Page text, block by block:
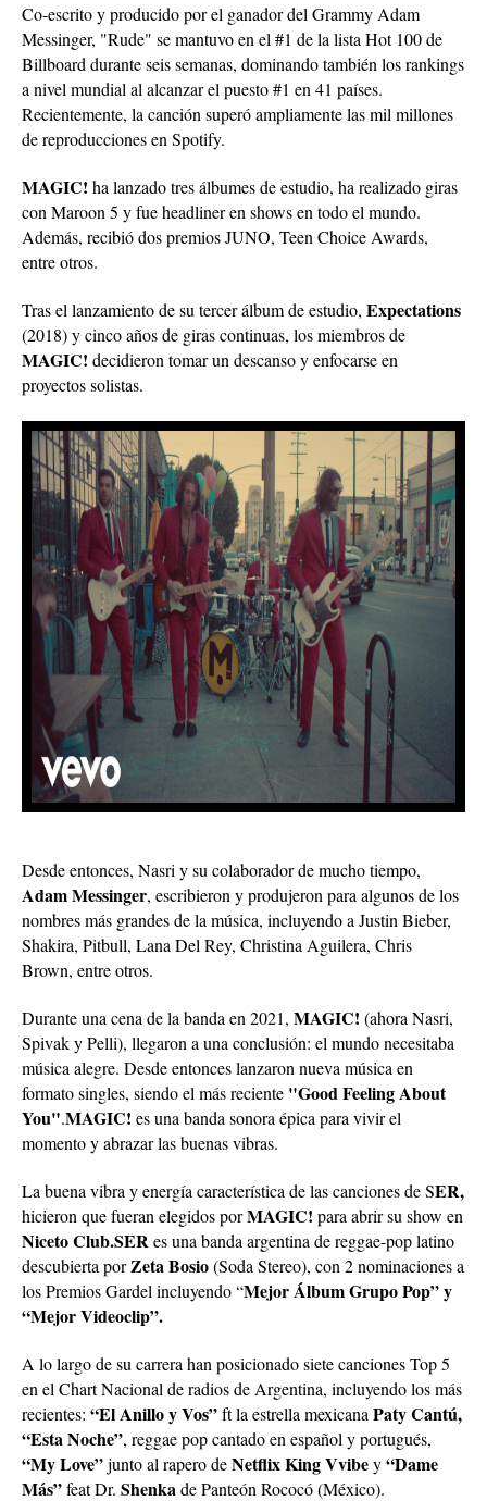
Co-escrito y producido por el ganador del Grammy Adam
Messinger, "Rude" se mantuvo en el #1 de la lista Hot 100 de
Billboard durante seis semanas, dominando también los rankings
a nivel mundial al alcanzar el puesto #1 en 41 países.
Recientemente, la canción superó ampliamente las mil millones
de reproducciones en Spotify.
MAGIC! ha lanzado tres álbumes de estudio, ha realizado giras
con Maroon 5 y fue headliner en shows en todo el mundo.
Además, recibió dos premios JUNO, Teen Choice Awards,
entre otros.
Tras el lanzamiento de su tercer álbum de estudio, Expectations
(2018) y cinco años de giras continuas, los miembros de
MAGIC! decidieron tomar un descanso y enfocarse en
proyectos solistas.
Desde entonces, Nasri y su colaborador de mucho tiempo,
Adam Messinger, escribieron y produjeron para algunos de los
nombres más grandes de la música, incluyendo a Justin Bieber,
Shakira, Pitbull, Lana Del Rey, Christina Aguilera, Chris
Brown, entre otros.
Durante una cena de la banda en 2021, MAGIC! (ahora Nasri,
Spivak y Pelli), llegaron a una conclusión: el mundo necesitaba
música alegre. Desde entonces lanzaron nueva música en
formato singles, siendo el más reciente "Good Feeling About
You".MAGIC! es una banda sonora épica para vivir el
momento y abrazar las buenas vibras.
La buena vibra y energía característica de las canciones de SER,
hicieron que fueran elegidos porMAGIC! para abrir su show en
Niceto Club.SERes una banda argentina de reggae-pop latino
descubierta porZeta Bosio(Soda Stereo), con 2 nominaciones a
los Premios Gardel incluyendo “Mejor Álbum Grupo Pop” y
“Mejor Videoclip”.
A lo largo de su carrera han posicionado siete canciones Top 5
en el Chart Nacional de radios de Argentina, incluyendo los más
recientes: “El Anillo y Vos”ft la estrella mexicana Paty Cantú,
“Esta Noche”, reggae pop cantado en español y portugués,
“My Love”junto al rapero deNetflix King Vvibey“Dame
Más”feat Dr. Shenkade Panteón Rococó (México).